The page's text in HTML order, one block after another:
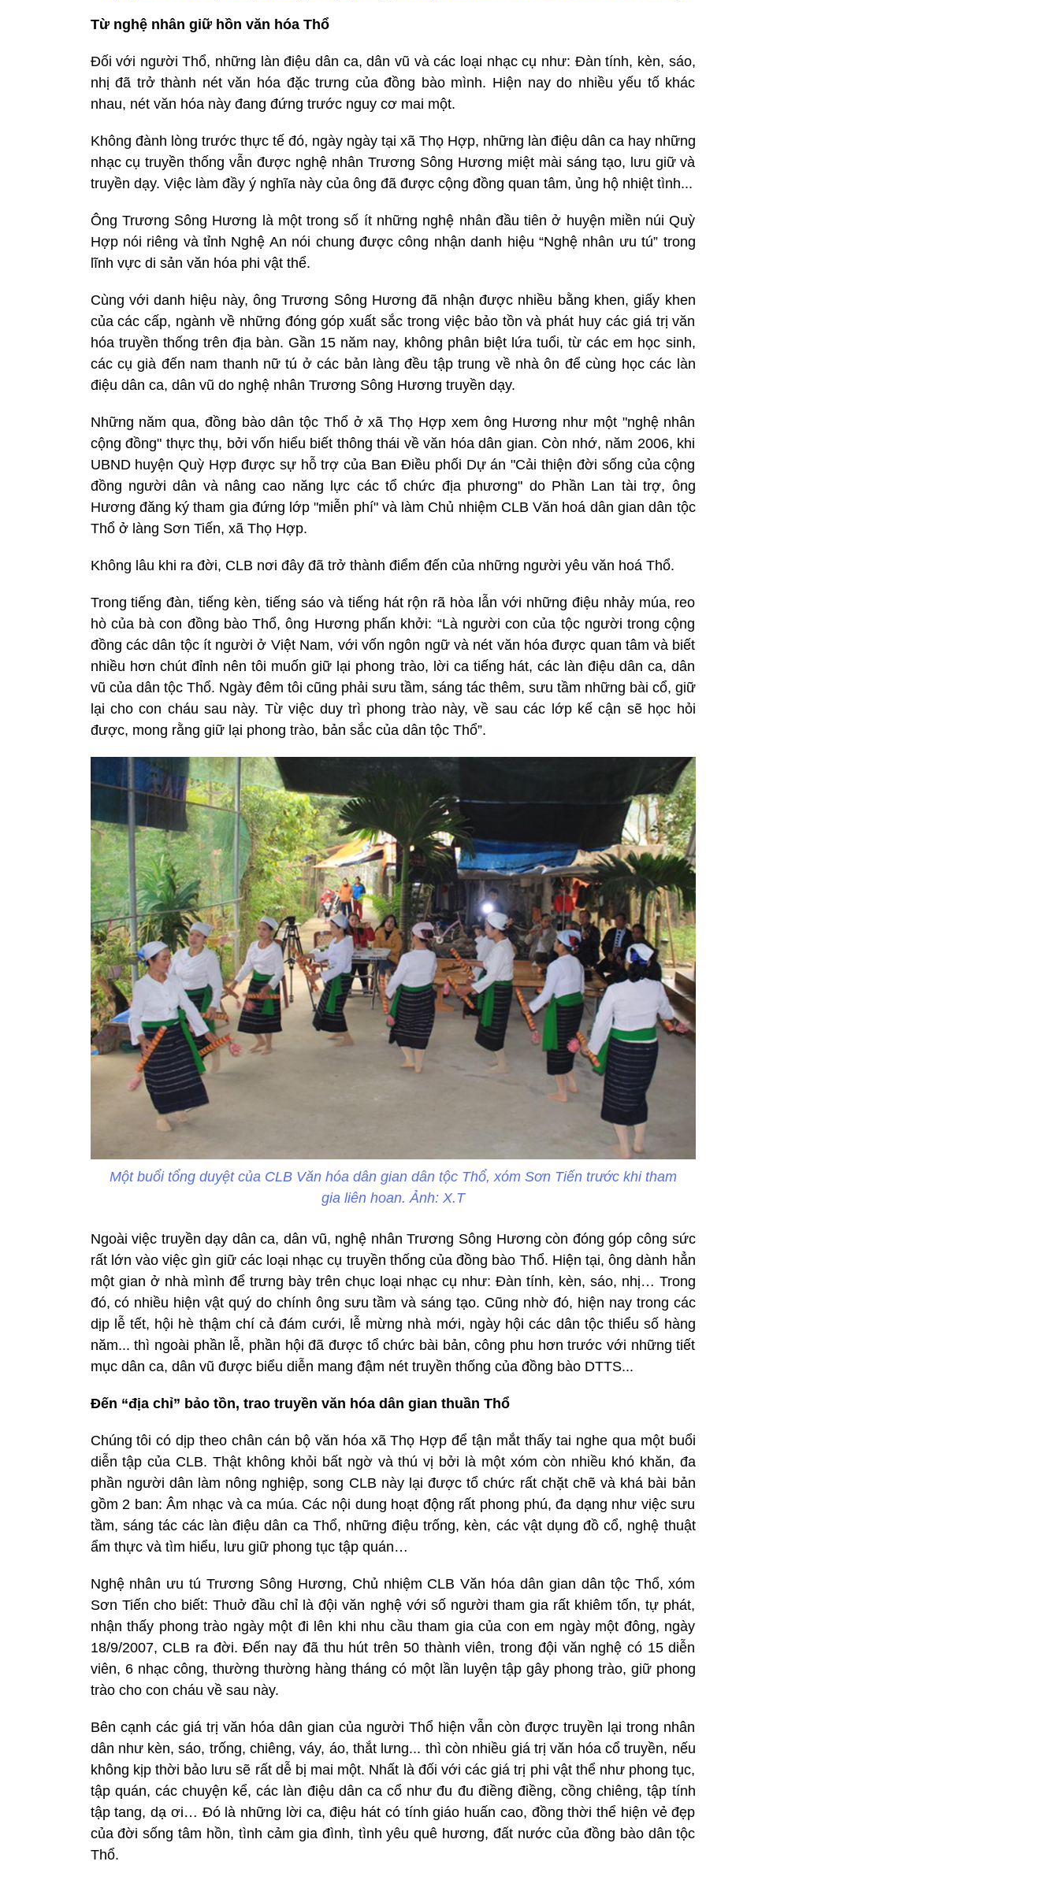
Từ nghệ nhân giữ hồn văn hóa Thổ
Đối với người Thổ, những làn điệu dân ca, dân vũ và các loại nhạc cụ như: Đàn tính, kèn, sáo,
nhị đã trở thành nét văn hóa đặc trưng của đồng bào mình. Hiện nay do nhiều yếu tố khác
nhau, nét văn hóa này đang đứng trước nguy cơ mai một.
Không đành lòng trước thực tế đó, ngày ngày tại xã Thọ Hợp, những làn điệu dân ca hay những
nhạc cụ truyền thống vẫn được nghệ nhân Trương Sông Hương miệt mài sáng tạo, lưu giữ và
truyền dạy. Việc làm đầy ý nghĩa này của ông đã được cộng đồng quan tâm, ủng hộ nhiệt tình...
Ông Trương Sông Hương là một trong số ít những nghệ nhân đầu tiên ở huyện miền núi Quỳ
Hợp nói riêng và tỉnh Nghệ An nói chung được công nhận danh hiệu “Nghệ nhân ưu tú” trong
lĩnh vực di sản văn hóa phi vật thể.
Cùng với danh hiệu này, ông Trương Sông Hương đã nhận được nhiều bằng khen, giấy khen
của các cấp, ngành về những đóng góp xuất sắc trong việc bảo tồn và phát huy các giá trị văn
hóa truyền thống trên địa bàn. Gần 15 năm nay, không phân biệt lứa tuổi, từ các em học sinh,
các cụ già đến nam thanh nữ tú ở các bản làng đều tập trung về nhà ôn để cùng học các làn
điệu dân ca, dân vũ do nghệ nhân Trương Sông Hương truyền dạy.
Những năm qua, đồng bào dân tộc Thổ ở xã Thọ Hợp xem ông Hương như một "nghệ nhân
cộng đồng" thực thụ, bởi vốn hiểu biết thông thái về văn hóa dân gian. Còn nhớ, năm 2006, khi
UBND huyện Quỳ Hợp được sự hỗ trợ của Ban Điều phối Dự án "Cải thiện đời sống của cộng
đồng người dân và nâng cao năng lực các tổ chức địa phương" do Phần Lan tài trợ, ông
Hương đăng ký tham gia đứng lớp "miễn phí" và làm Chủ nhiệm CLB Văn hoá dân gian dân tộc
Thổ ở làng Sơn Tiến, xã Thọ Hợp.
Không lâu khi ra đời, CLB nơi đây đã trở thành điểm đến của những người yêu văn hoá Thổ.
Trong tiếng đàn, tiếng kèn, tiếng sáo và tiếng hát rộn rã hòa lẫn với những điệu nhảy múa, reo
hò của bà con đồng bào Thổ, ông Hương phấn khởi: “Là người con của tộc người trong cộng
đồng các dân tộc ít người ở Việt Nam, với vốn ngôn ngữ và nét văn hóa được quan tâm và biết
nhiều hơn chút đỉnh nên tôi muốn giữ lại phong trào, lời ca tiếng hát, các làn điệu dân ca, dân
vũ của dân tộc Thổ. Ngày đêm tôi cũng phải sưu tầm, sáng tác thêm, sưu tầm những bài cổ, giữ
lại cho con cháu sau này. Từ việc duy trì phong trào này, về sau các lớp kế cận sẽ học hỏi
được, mong rằng giữ lại phong trào, bản sắc của dân tộc Thổ”.
Một buổi tổng duyệt của CLB Văn hóa dân gian dân tộc Thổ, xóm Sơn Tiến trước khi tham
gia liên hoan. Ảnh: X.T
Ngoài việc truyền dạy dân ca, dân vũ, nghệ nhân Trương Sông Hương còn đóng góp công sức
rất lớn vào việc gìn giữ các loại nhạc cụ truyền thống của đồng bào Thổ. Hiện tại, ông dành hẳn
một gian ở nhà mình để trưng bày trên chục loại nhạc cụ như: Đàn tính, kèn, sáo, nhị… Trong
đó, có nhiều hiện vật quý do chính ông sưu tầm và sáng tạo. Cũng nhờ đó, hiện nay trong các
dịp lễ tết, hội hè thậm chí cả đám cưới, lễ mừng nhà mới, ngày hội các dân tộc thiểu số hàng
năm... thì ngoài phần lễ, phần hội đã được tổ chức bài bản, công phu hơn trước với những tiết
mục dân ca, dân vũ được biểu diễn mang đậm nét truyền thống của đồng bào DTTS...
Đến “địa chỉ” bảo tồn, trao truyền văn hóa dân gian thuần Thổ
Chúng tôi có dịp theo chân cán bộ văn hóa xã Thọ Hợp để tận mắt thấy tai nghe qua một buổi
diễn tập của CLB. Thật không khỏi bất ngờ và thú vị bởi là một xóm còn nhiều khó khăn, đa
phần người dân làm nông nghiệp, song CLB này lại được tổ chức rất chặt chẽ và khá bài bản
gồm 2 ban: Âm nhạc và ca múa. Các nội dung hoạt động rất phong phú, đa dạng như việc sưu
tầm, sáng tác các làn điệu dân ca Thổ, những điệu trống, kèn, các vật dụng đồ cổ, nghệ thuật
ẩm thực và tìm hiểu, lưu giữ phong tục tập quán…
Nghệ nhân ưu tú Trương Sông Hương, Chủ nhiệm CLB Văn hóa dân gian dân tộc Thổ, xóm
Sơn Tiến cho biết: Thuở đầu chỉ là đội văn nghệ với số người tham gia rất khiêm tốn, tự phát,
nhận thấy phong trào ngày một đi lên khi nhu cầu tham gia của con em ngày một đông, ngày
18/9/2007, CLB ra đời. Đến nay đã thu hút trên 50 thành viên, trong đội văn nghệ có 15 diễn
viên, 6 nhạc công, thường thường hàng tháng có một lần luyện tập gây phong trào, giữ phong
trào cho con cháu về sau này.
Bên cạnh các giá trị văn hóa dân gian của người Thổ hiện vẫn còn được truyền lại trong nhân
dân như kèn, sáo, trống, chiêng, váy, áo, thắt lưng... thì còn nhiều giá trị văn hóa cổ truyền, nếu
không kịp thời bảo lưu sẽ rất dễ bị mai một. Nhất là đối với các giá trị phi vật thể như phong tục,
tập quán, các chuyện kể, các làn điệu dân ca cổ như đu đu điềng điềng, cồng chiêng, tập tính
tập tang, dạ ơi… Đó là những lời ca, điệu hát có tính giáo huấn cao, đồng thời thể hiện vẻ đẹp
của đời sống tâm hồn, tình cảm gia đình, tình yêu quê hương, đất nước của đồng bào dân tộc
Thổ.